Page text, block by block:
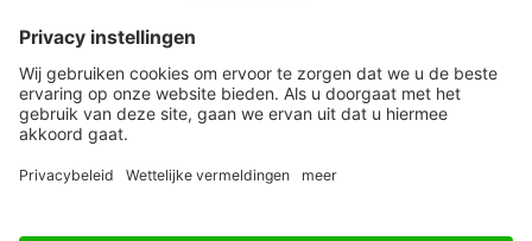
Werken bij ons
Privacy Statement
Algemene Voorwaarden